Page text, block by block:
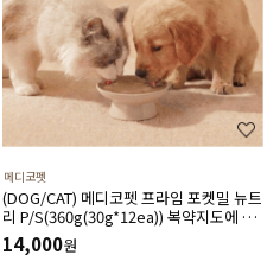
메디코펫
(DOG/CAT) 메디코펫 프라임 포켓밀 뉴트
리 P/S(360g(30g*12ea)) 복약지도에 도
움주는 가수분해 오리 처방캔
14,000원